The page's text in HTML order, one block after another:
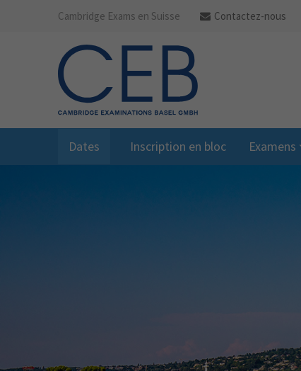
Cambridge Exams en Suisse Contactez-nous
Dates Inscription en bloc Examens